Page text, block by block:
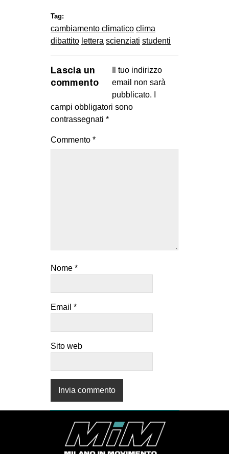
Tag:
cambiamento climatico clima
dibattito lettera scienziati studenti
Lascia un
commento
Il tuo indirizzo
email non sarà
pubblicato.
campi obbligatori sono
contrassegnati *
Commento *
Nome *
Email *
Sito web